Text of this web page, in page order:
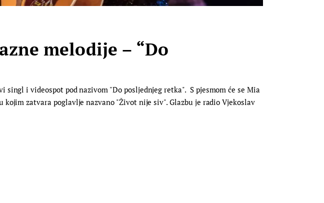
melodije – “Do
i videospot pod nazivom "Do posljednjeg retka". S pjesmom će se Mia
zatvara poglavlje nazvano "Život nije siv". Glazbu je radio Vjekoslav